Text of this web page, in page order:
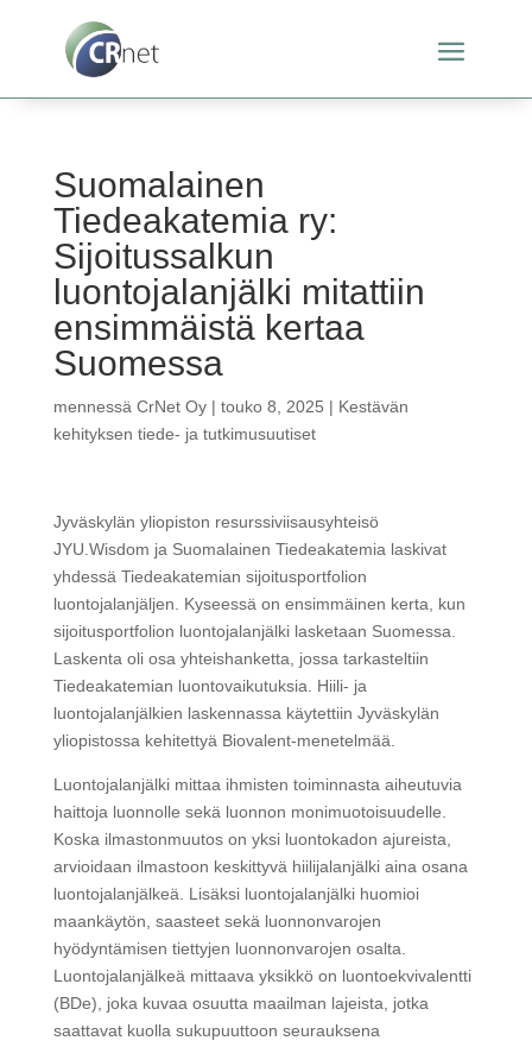
Suomalainen
Tiedeakatemia ry:
Sijoitussalkun
luontojalanjälki mitattiin
ensimmäistä kertaa
Suomessa
mennessä CrNet Oy| touko 8, 2025 | Kestävän
kehityksen tiede- ja tutkimusuutiset
Jyväskylän yliopiston resurssiviisausyhteisö
JYU.Wisdom ja Suomalainen Tiedeakatemia laskivat
yhdessä Tiedeakatemian sijoitusportfolion
luontojalanjäljen. Kyseessä on ensimmäinen kerta, kun
sijoitusportfolion luontojalanjälki lasketaan Suomessa.
Laskenta oli osa yhteishanketta, jossa tarkasteltiin
Tiedeakatemian luontovaikutuksia. Hiili- ja
luontojalanjälkien laskennassa käytettiin Jyväskylän
yliopistossa kehitettyä Biovalent-menetelmää.
Luontojalanjälki mittaa ihmisten toiminnasta aiheutuvia
haittoja luonnolle sekä luonnon monimuotoisuudelle.
Koska ilmastonmuutos on yksi luontokadon ajureista,
arvioidaan ilmastoon keskittyvä hiilijalanjälki aina osana
luontojalanjälkeä. Lisäksi luontojalanjälki huomioi
maankäytön, saasteet sekä luonnonvarojen
hyödyntämisen tiettyjen luonnonvarojen osalta.
Luontojalanjälkeä mittaava yksikkö on luontoekvivalentti
(BDe), joka kuvaa osuutta maailman lajeista, jotka
saattavat kuolla sukupuuttoon seurauksena